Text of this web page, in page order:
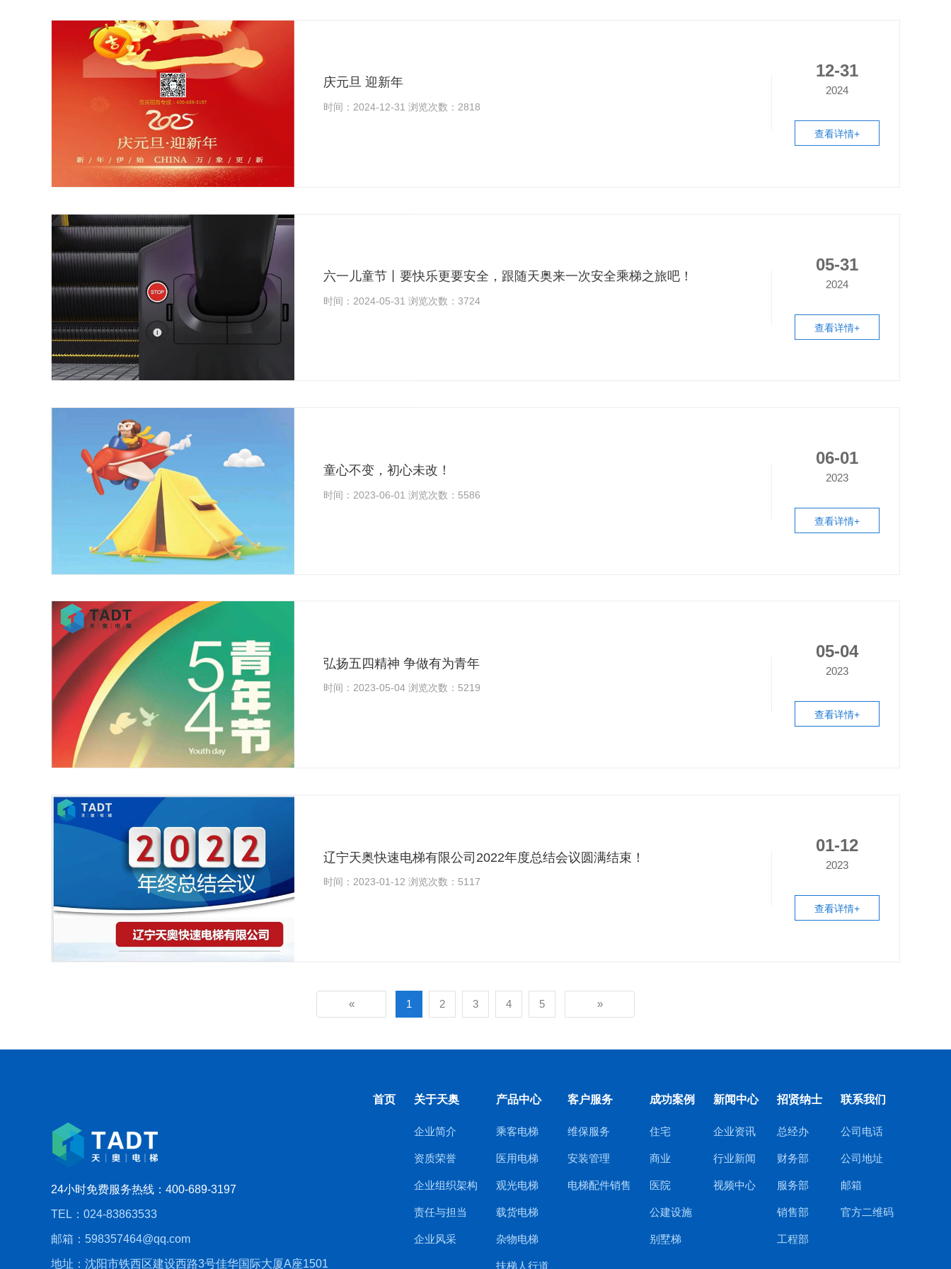
庆元旦 迎新年
时间：2024-12-31 浏览次数：2818
12-31
2024
查看详情+
六一儿童节丨要快乐更要安全，跟随天奥来一次安全乘梯之旅吧！
时间：2024-05-31 浏览次数：3724
05-31
2024
查看详情+
童心不变，初心未改！
时间：2023-06-01 浏览次数：5586
06-01
2023
查看详情+
弘扬五四精神 争做有为青年
时间：2023-05-04 浏览次数：5219
05-04
2023
查看详情+
辽宁天奥快速电梯有限公司2022年度总结会议圆满结束！
时间：2023-01-12 浏览次数：5117
01-12
2023
查看详情+
« 1 2 3 4 5 »
24小时免费服务热线：400-689-3197
TEL：024-83863533
邮箱：598357464@qq.com
地址：沈阳市铁西区建设西路3号佳华国际大厦A座1501
首页 关于天奥
企业简介
资质荣誉
企业组织架构
责任与担当
企业风采
产品中心
乘客电梯
医用电梯
观光电梯
载货电梯
杂物电梯
扶梯人行道
客户服务
维保服务
安装管理
电梯配件销售
成功案例
住宅
商业
医院
公建设施
别墅梯
新闻中心
企业资讯
行业新闻
视频中心
招贤纳士
总经办
财务部
服务部
销售部
工程部
联系我们
公司电话
公司地址
邮箱
官方二维码